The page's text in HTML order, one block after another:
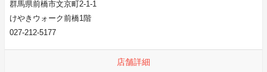
群馬県前橋市文京町2-1-1
けやきウォーク前橋1階
027-212-5177
店舗詳細